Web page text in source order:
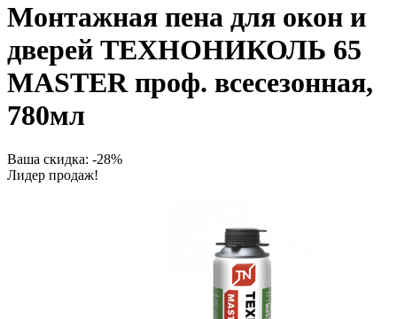
Монтажная пена для окон и
дверей ТЕХНОНИКОЛЬ 65
MASTER проф. всесезонная,
780мл
Ваша скидка: -28%
Лидер продаж!